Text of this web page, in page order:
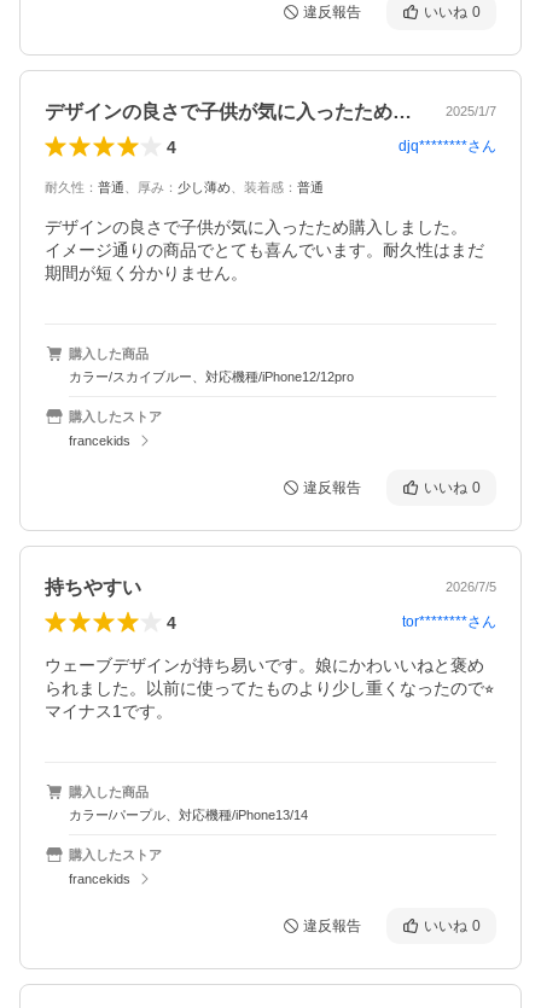
違反報告 いいね 0
デザインの良さで子供が気に入ったため購… 2025/1/7
4 djq********さん
耐久性 ： 普通 厚み ： 少し薄め 装着感 ： 普通
デザインの良さで子供が気に入ったため購入しました。
イメージ通りの商品でとても喜んでいます。耐久性はまだ
期間が短く分かりません。
購入した商品
カラー/スカイブルー、対応機種/iPhone12/12pro
購入したストア
francekids
違反報告 いいね 0
持ちやすい 2026/7/5
4 tor********さん
ウェーブデザインが持ち易いです。娘にかわいいねと褒め
られました。以前に使ってたものより少し重くなったので⭐︎
マイナス1です。
購入した商品
カラー/パープル、対応機種/iPhone13/14
購入したストア
francekids
違反報告 いいね 0